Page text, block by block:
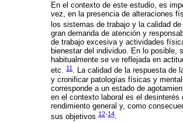
En el contexto de este estudio, es
vez, en la presencia de alteraciones
los sistemas de trabajo y la calidad
gran demanda de atención y
de trabajo excesiva y actividades
bienestar del individuo. En lo posible,
habitualmente se ve reflejada en
etc. 11 . La calidad de la respuesta de
y cronificar patologías físicas y
corresponde a un estado de
en el contexto laboral es el
rendimiento general y, como
sus objetivos 12-14.